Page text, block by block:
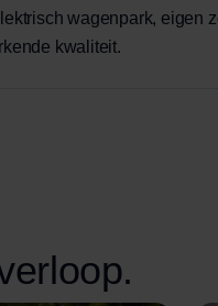
wagenpark, eigen
kwaliteit.